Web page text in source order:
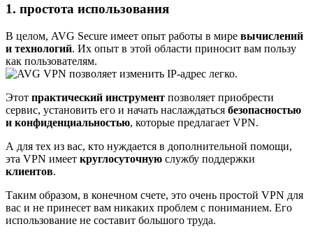
1. простота использования
В целом, AVG Secure имеет опыт работы в мире вычислений
и технологий. Их опыт в этой области приносит вам пользу
как пользователям.
Этот практический инструмент позволяет приобрести
сервис, установить его и начать наслаждаться безопасностью
и конфиденциальностью, которые предлагает VPN.
А для тех из вас, кто нуждается в дополнительной помощи,
эта VPN имеет круглосуточную службу поддержки
клиентов.
Таким образом, в конечном счете, это очень простой VPN для
вас и не принесет вам никаких проблем с пониманием. Его
использование не составит большого труда.